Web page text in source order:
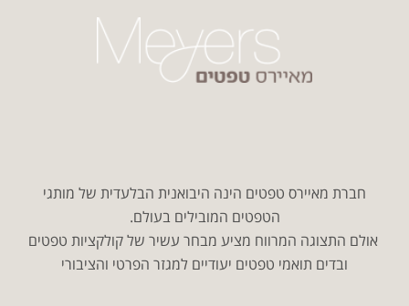
חברת מאיירס טפטים הינה היבואנית הבלעדית של מותגי
הטפטים המובילים בעולם.
אולם התצוגה המרווח מציע מבחר עשיר של קולקציות טפטים
ובדים תואמי טפטים יעודיים למגזר הפרטי והציבורי